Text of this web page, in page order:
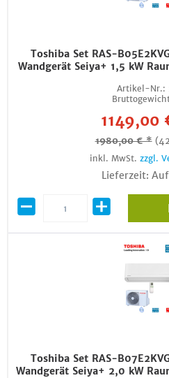
Toshiba Set RAS-
Wandgerät Seiya+ 1,5 kW
Artikel-Nr.:
1149,00
1980,00 € *
inkl. MwSt. zzgl.
Lieferzeit:
Toshiba Set RAS-
Wandgerät Seiya+ 2,0 kW